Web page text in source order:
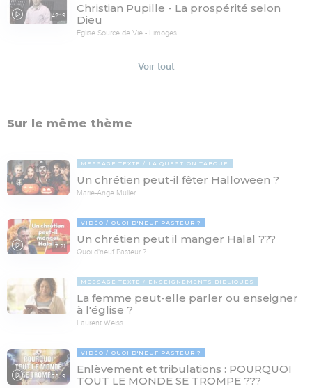
42:19
Christian Pupille - La prospérité selon
Dieu
Église Source de Vie - Limoges
Voir tout
Sur le même thème
MESSAGE TEXTE LA QUESTION TABOUE
Un chrétien peut-il fêter Halloween ?
Marie-Ange Muller
17:21
VIDÉO QUOI D'NEUF PASTEUR ?
Un chrétien peut il manger Halal ???
Quoi d'neuf Pasteur ?
MESSAGE TEXTE ENSEIGNEMENTS BIBLIQUES
La femme peut-elle parler ou enseigner
à l'église ?
Laurent Weiss
78:19
VIDÉO QUOI D'NEUF PASTEUR ?
Enlèvement et tribulations : POURQUOI
TOUT LE MONDE SE TROMPE ???